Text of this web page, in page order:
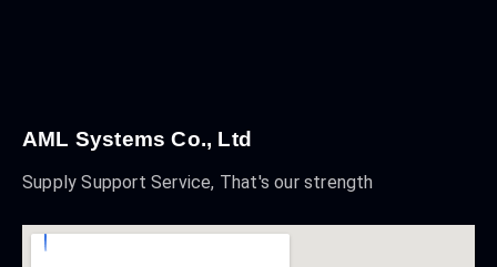
AML Systems Co., Ltd
Supply Support Service, That's our strength